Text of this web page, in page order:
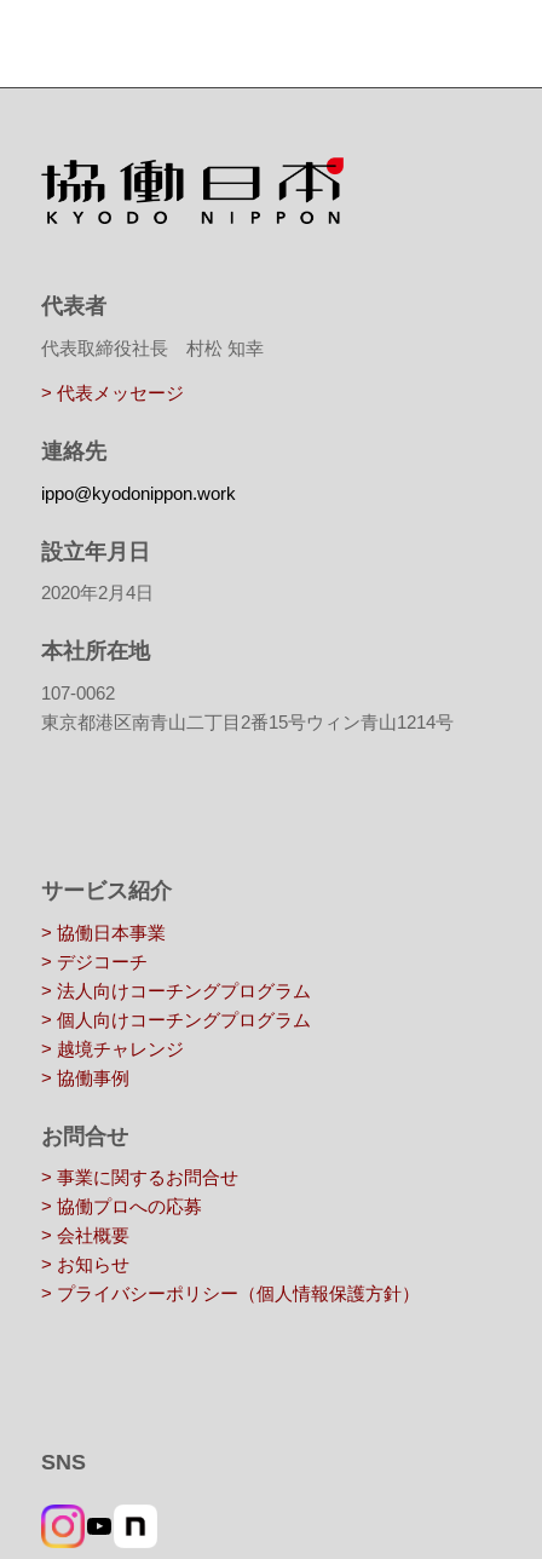
代表者
代表取締役社長 村松 知幸
> 代表メッセージ
連絡先
ippo@kyodonippon.work
設立年月日
2020年2月4日
本社所在地
107-0062
東京都港区南青山二丁目2番15号ウィン青山1214号
サービス紹介
> 協働日本事業
> デジコーチ
> 法人向けコーチングプログラム
> 個人向けコーチングプログラム
> 越境チャレンジ
> 協働事例
お問合せ
> 事業に関するお問合せ
> 協働プロへの応募
> 会社概要
> お知らせ
> プライバシーポリシー（個人情報保護方針）
SNS
YouTube